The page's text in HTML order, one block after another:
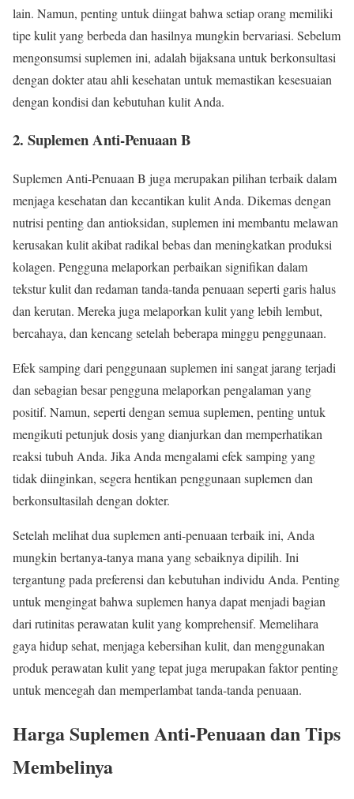
lain. Namun, penting untuk diingat bahwa setiap orang memiliki
tipe kulit yang berbeda dan hasilnya mungkin bervariasi. Sebelum
mengonsumsi suplemen ini, adalah bijaksana untuk berkonsultasi
dengan dokter atau ahli kesehatan untuk memastikan kesesuaian
dengan kondisi dan kebutuhan kulit Anda.
2. Suplemen Anti-Penuaan B
Suplemen Anti-Penuaan B juga merupakan pilihan terbaik dalam
menjaga kesehatan dan kecantikan kulit Anda. Dikemas dengan
nutrisi penting dan antioksidan, suplemen ini membantu melawan
kerusakan kulit akibat radikal bebas dan meningkatkan produksi
kolagen. Pengguna melaporkan perbaikan signifikan dalam
tekstur kulit dan redaman tanda-tanda penuaan seperti garis halus
dan kerutan. Mereka juga melaporkan kulit yang lebih lembut,
bercahaya, dan kencang setelah beberapa minggu penggunaan.
Efek samping dari penggunaan suplemen ini sangat jarang terjadi
dan sebagian besar pengguna melaporkan pengalaman yang
positif. Namun, seperti dengan semua suplemen, penting untuk
mengikuti petunjuk dosis yang dianjurkan dan memperhatikan
reaksi tubuh Anda. Jika Anda mengalami efek samping yang
tidak diinginkan, segera hentikan penggunaan suplemen dan
berkonsultasilah dengan dokter.
Setelah melihat dua suplemen anti-penuaan terbaik ini, Anda
mungkin bertanya-tanya mana yang sebaiknya dipilih. Ini
tergantung pada preferensi dan kebutuhan individu Anda. Penting
untuk mengingat bahwa suplemen hanya dapat menjadi bagian
dari rutinitas perawatan kulit yang komprehensif. Memelihara
gaya hidup sehat, menjaga kebersihan kulit, dan menggunakan
produk perawatan kulit yang tepat juga merupakan faktor penting
untuk mencegah dan memperlambat tanda-tanda penuaan.
Harga Suplemen Anti-Penuaan dan Tips
Membelinya